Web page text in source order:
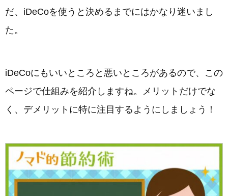
だ、iDeCoを使うと決めるまでにはかなり迷いまし
た。
iDeCoにもいいところと悪いところがあるので、この
ページで仕組みを紹介しますね。メリットだけでな
く、デメリットに特に注目するようにしましょう！